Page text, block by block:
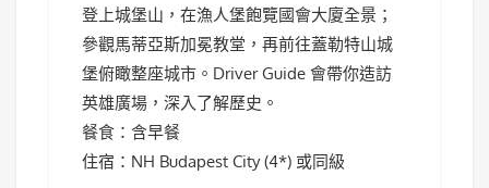
登上城堡山，在漁人堡飽覽國會大廈全景；
參觀馬蒂亞斯加冕教堂，再前往蓋勒特山城
堡俯瞰整座城市。Driver Guide 會帶你造訪
英雄廣場，深入了解歷史。
餐食：含早餐
住宿：NH Budapest City (4*) 或同級